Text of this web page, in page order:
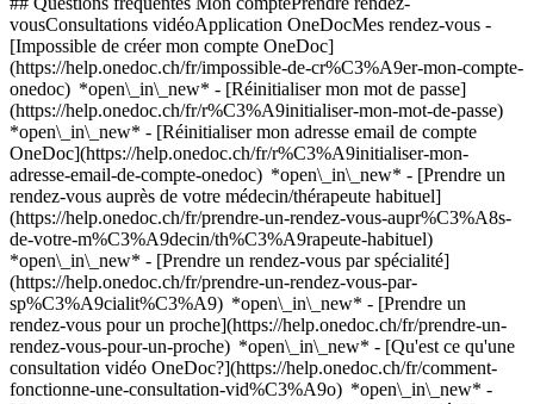
vousConsultations vidéoApplication OneDocMes rendez-vous -
[Impossible de créer mon compte OneDoc]
(https://help.onedoc.ch/fr/impossible-de-cr%C3%A9er-mon-compte-
onedoc) *open\_in\_new* - [Réinitialiser mon mot de passe]
(https://help.onedoc.ch/fr/r%C3%A9initialiser-mon-mot-de-passe)
*open\_in\_new* - [Réinitialiser mon adresse email de compte
OneDoc](https://help.onedoc.ch/fr/r%C3%A9initialiser-mon-
adresse-email-de-compte-onedoc) *open\_in\_new* - [Prendre un
rendez-vous auprès de votre médecin/thérapeute habituel]
(https://help.onedoc.ch/fr/prendre-un-rendez-vous-aupr%C3%A8s-
de-votre-m%C3%A9decin/th%C3%A9rapeute-habituel)
*open\_in\_new* - [Prendre un rendez-vous par spécialité]
(https://help.onedoc.ch/fr/prendre-un-rendez-vous-par-
sp%C3%A9cialit%C3%A9) *open\_in\_new* - [Prendre un
rendez-vous pour un proche](https://help.onedoc.ch/fr/prendre-un-
rendez-vous-pour-un-proche) *open\_in\_new* - [Qu'est ce qu'une
consultation vidéo OneDoc?](https://help.onedoc.ch/fr/comment-
fonctionne-une-consultation-vid%C3%A9o) *open\_in\_new* -